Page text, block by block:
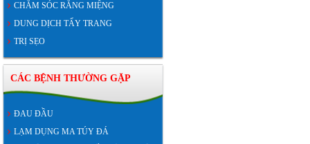
CHĂM SÓC RĂNG MIỆNG
DUNG DỊCH TẨY TRANG
TRỊ SẸO
CÁC BỆNH THƯỜNG GẶP
ĐAU ĐẦU
LẠM DỤNG MA TÚY ĐÁ